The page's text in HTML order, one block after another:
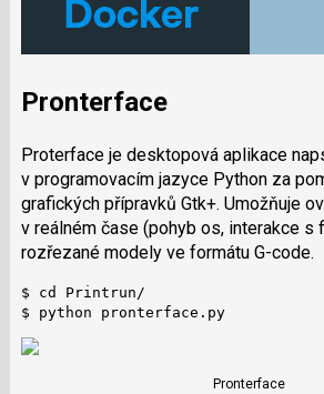
Pronterface
Proterface je desktopová aplikace
v programovacím jazyce Python za
grafických přípravků Gtk+. Umožňuje
v reálném čase (pohyb os, interakce s
rozřezané modely ve formátu G-code.
$ cd Printrun/
$ python pronterface.py
Pronterface